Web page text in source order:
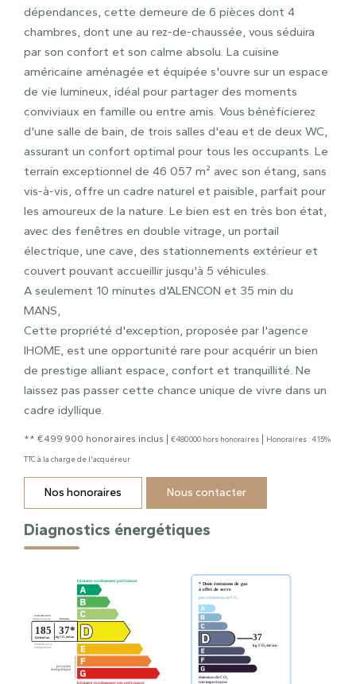
dépendances, cette demeure de 6 pièces dont 4
chambres, dont une au rez-de-chaussée, vous séduira
par son confort et son calme absolu. La cuisine
américaine aménagée et équipée s'ouvre sur un espace
de vie lumineux, idéal pour partager des moments
conviviaux en famille ou entre amis. Vous bénéficierez
d'une salle de bain, de trois salles d'eau et de deux WC,
assurant un confort optimal pour tous les occupants. Le
terrain exceptionnel de 46 057 m² avec son étang, sans
vis-à-vis, offre un cadre naturel et paisible, parfait pour
les amoureux de la nature. Le bien est en très bon état,
avec des fenêtres en double vitrage, un portail
électrique, une cave, des stationnements extérieur et
couvert pouvant accueillir jusqu'à 5 véhicules.
A seulement 10 minutes d'ALENCON et 35 min du
MANS,
Cette propriété d'exception, proposée par l'agence
IHOME, est une opportunité rare pour acquérir un bien
de prestige alliant espace, confort et tranquillité. Ne
laissez pas passer cette chance unique de vivre dans un
cadre idyllique.
** €499 900 honoraires inclus | €480 000 hors honoraires | Honoraires : 4.15%
TTC à la charge de l'acquéreur
Nos honoraires Nous contacter
Diagnostics énergétiques